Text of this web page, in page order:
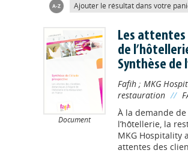
Ajouter le résultat dans votre
Document
Les attentes
de
Synthèse de
Fafih; MKG
restauration //
À la demande de
l’hôtellerie, la
MKG Hospitality
attentes des